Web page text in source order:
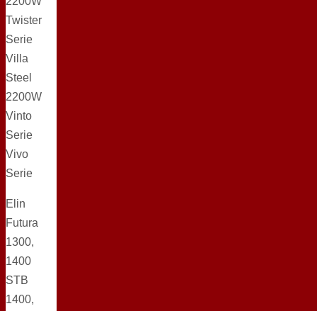
Twister
Serie
Villa
Steel
2200W
Vinto
Serie
Vivo
Serie
Elin
Futura
1300,
1400
STB
1400,